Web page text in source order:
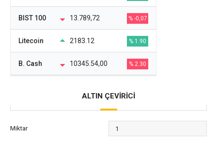
BIST 100 13.789,72 % -0,07
Litecoin 2183.12 % 1.90
B. Cash 10345.54,00 % 2.30
ALTIN ÇEVİRİCİ
Miktar